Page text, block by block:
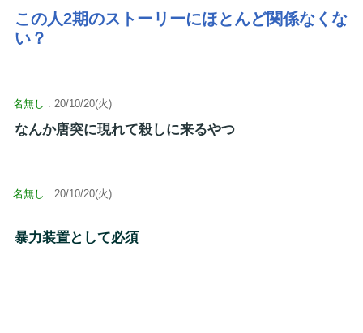
この人2期のストーリーにほとんど関係なくな
い？
名無し : 20/10/20(火)
なんか唐突に現れて殺しに来るやつ
名無し : 20/10/20(火)
暴力装置として必須